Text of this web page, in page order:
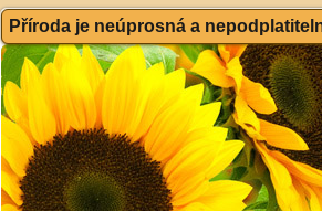
Příroda je neúprosná a